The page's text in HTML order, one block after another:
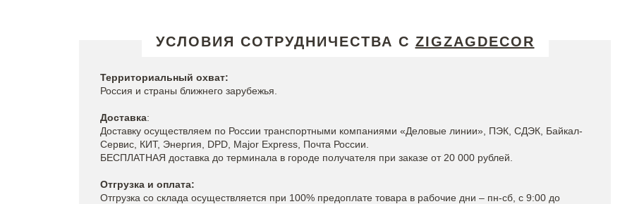
УСЛОВИЯ СОТРУДНИЧЕСТВА С ZIGZAGDECOR
Территориальный охват:
Россия и страны ближнего зарубежья.
Доставка:
Доставку осуществляем по России транспортными компаниями «Деловые линии», ПЭК, СДЭК, Байкал-
Сервис, КИТ, Энергия, DPD, Major Express, Почта России.
БЕСПЛАТНАЯ доставка до терминала в городе получателя при заказе от 20 000 рублей.
Отгрузка и оплата:
Отгрузка со склада осуществляется при 100% предоплате товара в рабочие дни – пн-сб, с 9:00 до